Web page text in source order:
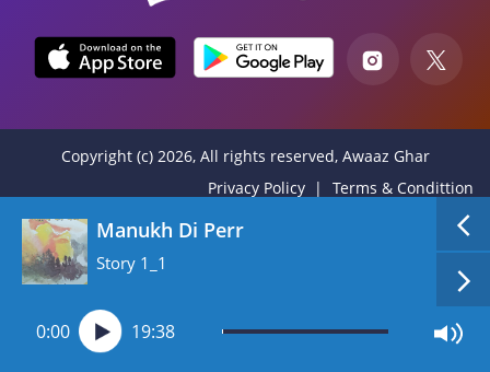
Manukh Di Perr
Story 1_1
0:00 19:38
Copyright (c) 2026, All rights reserved, Awaaz Ghar
Privacy Policy
Terms & Condittion